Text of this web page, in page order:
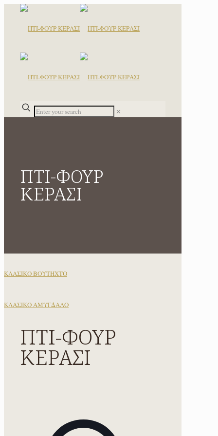
✕
ΠΤΙ-ΦΟΥΡ
ΚΕΡΑΣΙ
ΚΛΑΣΙΚΟ ΒΟΥΤΗΧΤΟ
ΚΛΑΣΙΚΟ ΑΜΥΓΔΑΛΟ
ΠΤΙ-ΦΟΥΡ
ΚΕΡΑΣΙ